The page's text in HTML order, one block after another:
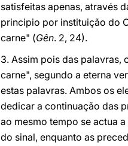
satisfeitas apenas, através
principio por instituição do
carne" (Gên. 2, 24).
3. Assim pois das palavras,
carne", segundo a eterna
estas palavras. Ambos os
dedicar a continuação das
ao mesmo tempo se actua
do sinal, enquanto as